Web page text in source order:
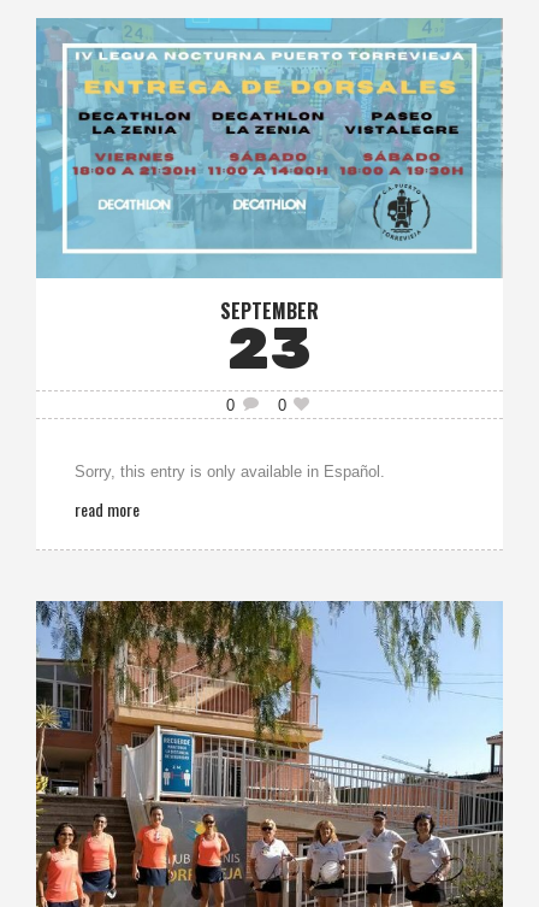
SEPTEMBER
23
0 0
Sorry, this entry is only available in Español.
read more